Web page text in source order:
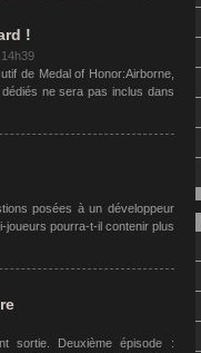
!
de Medal of Honor:Airborne,
ne sera pas inclus dans
posées à un développeur
joueurs pourra-t-il contenir plus
sortie. Deuxième épisode :